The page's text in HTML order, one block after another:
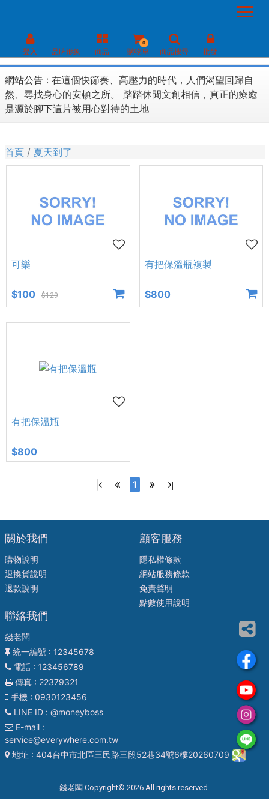
網站公告 : 在這個快節奏、高壓力的時代，人們渴望回歸自
然、尋找身心的安頓之所。 踏踏休閒文創相信，真正的療癒
是源於腳下這片被用心對待的土地
登入 品牌形象 商品 購物車
0
商品搜尋 批發
首頁 夏天到了
可樂
$100 $129
有把保溫瓶複製
$800
有把保溫瓶
$800
1 |
關於我們
購物說明
退換貨說明
退款說明
顧客服務
隱私權條款
網站服務條款
免責聲明
點數使用說明
聯絡我們
錢老闆
統一編號 : 12345678
電話: 123456789
傳真: 22379321
手機: 0930123456
LINE ID: @moneyboss
E-mail:
service@everywhere.com.tw
地址 : 404台中市北區三民路三段52巷34號6樓20260709
錢老闆 Copyright© 2026 All rights reserved.